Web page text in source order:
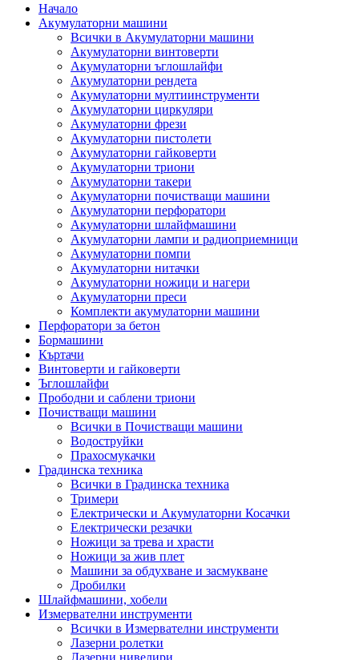
Начало
Акумулаторни машини
Всички в Акумулаторни машини
Акумулаторни винтоверти
Акумулаторни ъглошлайфи
Акумулаторни рендета
Акумулаторни мултиинструменти
Акумулаторни циркуляри
Акумулаторни фрези
Акумулаторни пистолети
Акумулаторни гайковерти
Акумулаторни триони
Акумулаторни такери
Акумулаторни почистващи машини
Акумулаторни перфоратори
Акумулаторни шлайфмашини
Акумулаторни лампи и радиоприемници
Акумулаторни помпи
Акумулаторни нитачки
Акумулаторни ножици и нагери
Акумулаторни преси
Комплекти акумулаторни машини
Перфоратори за бетон
Бормашини
Къртачи
Винтоверти и гайковерти
Ъглошлайфи
Прободни и саблени триони
Почистващи машини
Всички в Почистващи машини
Водоструйки
Прахосмукачки
Градинска техника
Всички в Градинска техника
Тримери
Електрически и Акумулаторни Косачки
Електрически резачки
Ножици за трева и храсти
Ножици за жив плет
Машини за обдухване и засмукване
Дробилки
Шлайфмашини, хобели
Измервателни инструменти
Всички в Измервателни инструменти
Лазерни ролетки
Лазерни нивелири